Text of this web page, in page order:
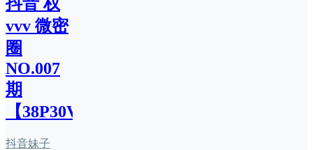
vvv 微密
圈
NO.007
期
【38P30V】
抖音妹子